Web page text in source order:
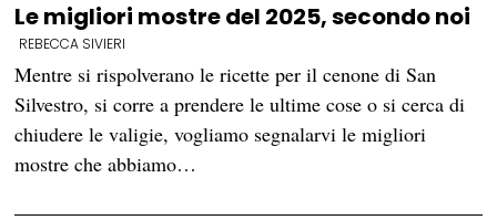
Le migliori mostre del 2025, secondo noi
REBECCA SIVIERI
Mentre si rispolverano le ricette per il cenone di San
Silvestro, si corre a prendere le ultime cose o si cerca di
chiudere le valigie, vogliamo segnalarvi le migliori
mostre che abbiamo…